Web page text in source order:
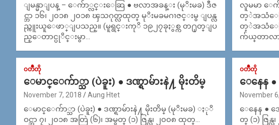
ျမန္မာျပန္ – ေက်ာ္လင္းေဆြ ● ဗလာအခန္း (မုိးမခ) ဒီဇ
င္ဘာ ၁၆၊ ၂၀၁၈ ၂၀၁၈ ၾသဂုတ္လထုတ္ မုိးမခမဂၢဇင္းမွ ျပန္လ
ည္ကူးယူေဖာ္ျပသည္။ (မူရွင္းကုိ ၁၉၂၇ခုႏွစ္က တ႐ုတ္ျပ
ည္ေတာင္ပုိင္းမွာ…
လူမမာ ေက်
တ့ဲအသံ​ေတ
တ့ဲအသံ​ေတ
က်ယ္​တာလာ
၀တၳဳတို
ေမာင္ေက်ာ္သာ (ပဲခူး) ● ဒဏ္ရာမ်ားနဲ႔ မိုးတိမ္
November 7, 2018 Aung Htet
ေမာင္ေက်ာ္သာ (ပဲခူး) ● ဒဏ္ရာမ်ားနဲ႔ မိုးတိမ္ (မုိးမခ) ႏုိ
ဝင္ဘာ ၇၊ ၂၀၁၈ အတြဲ (၆)၊ အမွတ္ (၁) ဇြန္လ၊ ၂၀၀၈ ထုတ္…
၀တၳဳတို
ေနေန
November
ေနေန ● အ
တ္ (၁) ဇြ